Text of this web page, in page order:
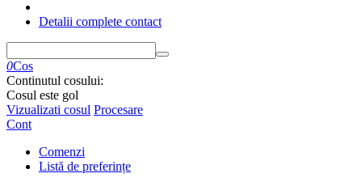
Detalii complete contact
0Cos
Continutul cosului:
Cosul este gol
Vizualizati cosul Procesare
Cont
Comenzi
Listă de preferințe